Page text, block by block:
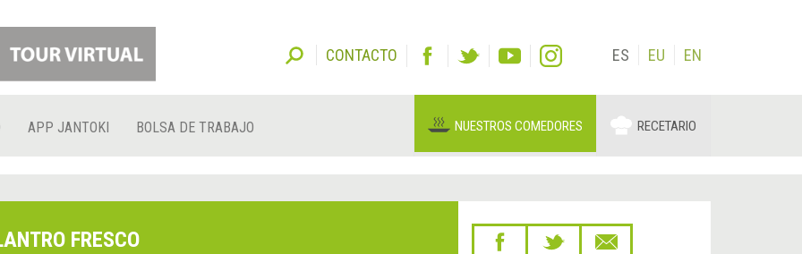
CONTACTO ES EU EN
APP JANTOKI BOLSA DE TRABAJO NUESTROS COMEDORES RECETARIO
FRESCO